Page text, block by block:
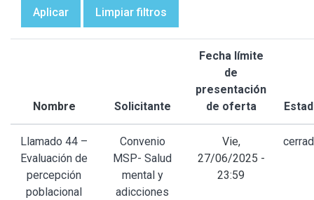
Aplicar Limpiar filtros
Nombre Solicitante
Fecha límite
de
presentación
de oferta
Llamado 44 –
Evaluación de
percepción
poblacional
Convenio
MSP- Salud
mental y
adicciones
Vie,
27/06/2025 -
23:59